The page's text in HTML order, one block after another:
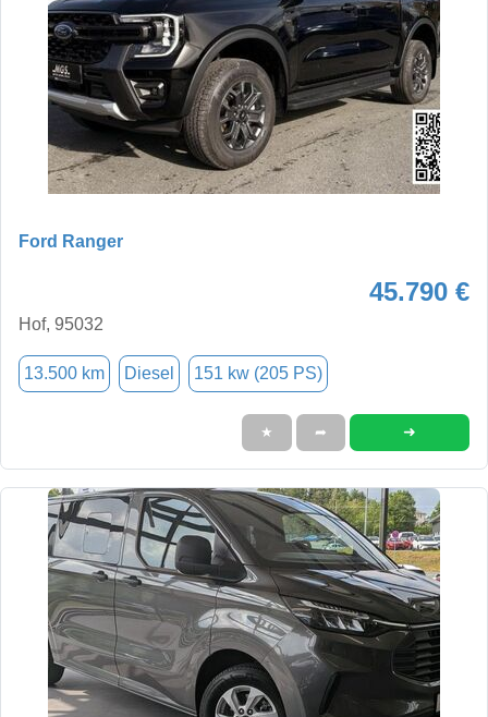
Ford Ranger
45.790 €
Hof, 95032
13.500 km Diesel 151 kw (205 PS)
★ ➦ ➜